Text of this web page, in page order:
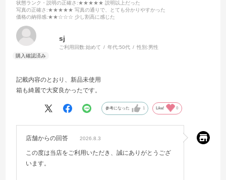
状態ランク・説明の正確さ :★★★★★ 説明以上だった
写真の正確さ :★★★★★ 写真の通りで、とても分かりやすかった
価格の納得感:★★☆☆☆ 少し割高に感じた
sj
ご利用回数:始めて 年代:50代 性別:男性
記載内容のとおり、新品未使用
箱も綺麗で大変良かったです。
参考になった 1 Like! 0
店舗からの回答 2026.8.3
この度は当店をご利用いただき、誠にありがとうござ
います。